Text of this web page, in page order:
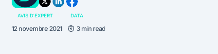
AVIS D'EXPERT DATA
12 novembre 2021 3 min read